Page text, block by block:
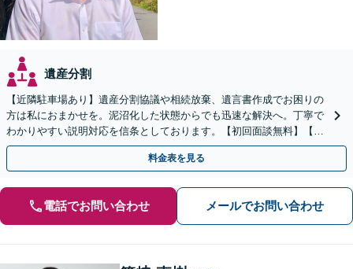
遺産分割
【近隣駐車場あり】遺産分割協議や相続放棄、遺言書作成でお困りの
方は私におまかせを。泥沼化した状態からでも迅速な解決へ。丁寧で
わかりやすい説明対応を信条としております。【初回面談無料】【法
テラス利用可】【休日・夜間対応可】
料金表を見る
電話でお問い合わせ メールでお問い合わせ